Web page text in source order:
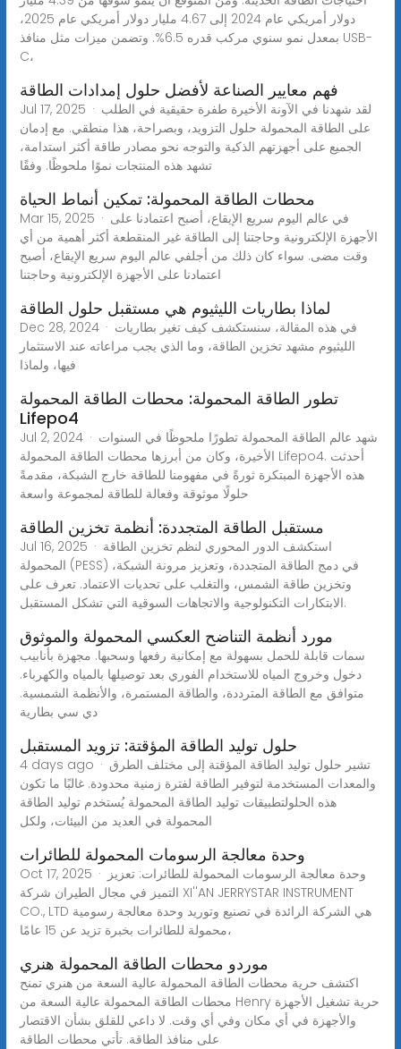
دولار أمريكي عام 2024 إلى 4.67 مليار دولار أمريكي عام 2025،
بمعدل نمو سنوي مركب قدره 6.5%. وتضمن ميزات مثل منافذ USB-
C،
فهم معايير الصناعة لأفضل حلول إمدادات الطاقة
Jul 17, 2025 · لقد شهدنا في الآونة الأخيرة طفرة حقيقية في الطلب
على الطاقة المحمولة حلول التزويد، وبصراحة، هذا منطقي. مع إدمان
الجميع على أجهزتهم الذكية والتوجه نحو مصادر طاقة أكثر استدامة،
تشهد هذه المنتجات نموًا ملحوظًا. وفقًا
محطات الطاقة المحمولة: تمكين أنماط الحياة
Mar 15, 2025 · في عالم اليوم سريع الإيقاع، أصبح اعتمادنا على
الأجهزة الإلكترونية وحاجتنا إلى الطاقة غير المنقطعة أكثر أهمية من أي
وقت مضى. سواء كان ذلك من أجلفي عالم اليوم سريع الإيقاع، أصبح
اعتمادنا على الأجهزة الإلكترونية وحاجتنا
لماذا بطاريات الليثيوم هي مستقبل حلول الطاقة
Dec 28, 2024 · في هذه المقالة، سنستكشف كيف تغير بطاريات
الليثيوم مشهد تخزين الطاقة، وما الذي يجب مراعاته عند الاستثمار
فيها، ولماذا
تطور الطاقة المحمولة: محطات الطاقة المحمولة
Lifepo4
Jul 2, 2024 · شهد عالم الطاقة المحمولة تطورًا ملحوظًا في السنوات
الأخيرة، وكان من أبرزها محطات الطاقة المحمولة Lifepo4. أحدثت
هذه الأجهزة المبتكرة ثورةً في مفهومنا للطاقة خارج الشبكة، مقدمةً
حلولًا موثوقة وفعالة للطاقة لمجموعة واسعة
مستقبل الطاقة المتجددة: أنظمة تخزين الطاقة
Jul 16, 2025 · استكشف الدور المحوري لنظم تخزين الطاقة
المحمولة (PESS) في دمج الطاقة المتجددة، وتعزيز مرونة الشبكة،
وتخزين طاقة الشمس، والتغلب على تحديات الاعتماد. تعرف على
الابتكارات التكنولوجية والاتجاهات السوقية التي تشكل المستقبل.
مورد أنظمة التناضح العكسي المحمولة والموثوق
سمات قابلة للحمل بسهولة مع إمكانية رفعها وسحبها. مجهزة بأنابيب
دخول وخروج المياه للاستخدام الفوري بعد توصيلها بالمياه والكهرباء.
متوافق مع الطاقة المترددة، والطاقة المستمرة، والأنظمة الشمسية.
دي سي بطارية
حلول توليد الطاقة المؤقتة: تزويد المستقبل
4 days ago · تشير حلول توليد الطاقة المؤقتة إلى مختلف الطرق
والمعدات المستخدمة لتوفير الطاقة لفترة زمنية محدودة. غالبًا ما تكون
هذه الحلولتطبيقات توليد الطاقة المحمولة يُستخدم توليد الطاقة
المحمولة في العديد من البيئات، ولكل
وحدة معالجة الرسومات المحمولة للطائرات
Oct 17, 2025 · وحدة معالجة الرسومات المحمولة للطائرات: تعزيز
التميز في مجال الطيران شركة XI''AN JERRYSTAR INSTRUMENT
CO., LTD هي الشركة الرائدة في تصنيع وتوريد وحدة معالجة رسومية
محمولة للطائرات بخبرة تزيد عن 15 عامًا،
موردو محطات الطاقة المحمولة هنري
اكتشف حرية محطات الطاقة المحمولة عالية السعة من هنري تمنح
محطات الطاقة المحمولة عالية السعة من Henry حرية تشغيل الأجهزة
والأجهزة في أي مكان وفي أي وقت. لا داعي للقلق بشأن الاقتصار
على منافذ الطاقة. تأتي محطات الطاقة